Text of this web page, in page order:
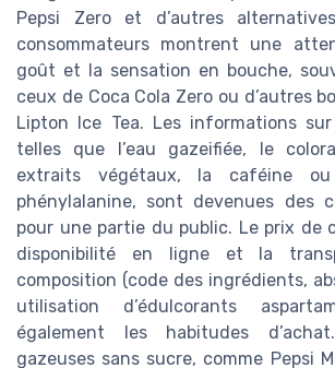
Pepsi Zero et d’autres
consommateurs montrent une
goût et la sensation en bouche,
ceux de Coca Cola Zero ou d’autres
Lipton Ice Tea. Les informations
telles que l’eau gazeifiée, le
extraits végétaux, la caféine
phénylalanine, sont devenues des
pour une partie du public. Le prix de
disponibilité en ligne et la
composition (code des ingrédients,
utilisation d’édulcorants
également les habitudes
gazeuses sans sucre, comme Pepsi